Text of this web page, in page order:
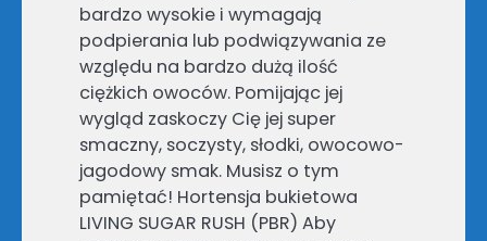
bardzo wysokie i wymagają
podpierania lub podwiązywania ze
względu na bardzo dużą ilość
ciężkich owoców. Pomijając jej
wygląd zaskoczy Cię jej super
smaczny, soczysty, słodki, owocowo-
jagodowy smak. Musisz o tym
pamiętać! Hortensja bukietowa
LIVING SUGAR RUSH (PBR) Aby